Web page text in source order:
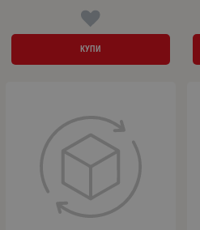
КУПИ